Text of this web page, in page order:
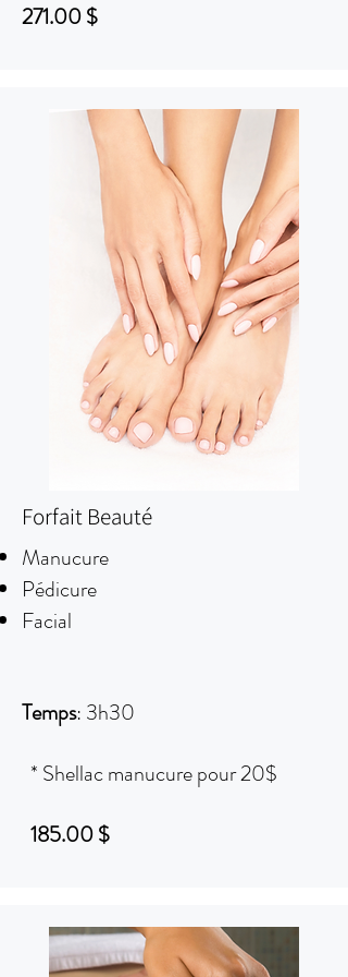
271.00 $
Forfait Beauté
Manucure
Pédicure
Facial
Temps: 3h30
* Shellac manucure pour 20$
185.00 $